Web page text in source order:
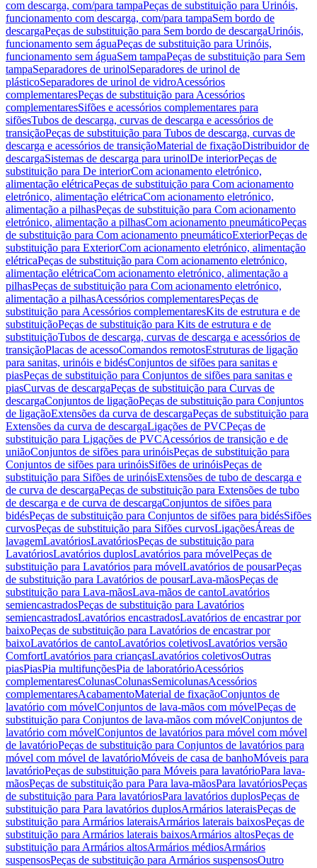
com descarga, com/para tampaPeças de substituição para Urinóis,
funcionamento com descarga, com/para tampaSem bordo de
descargaPeças de substituição para Sem bordo de descargaUrinóis,
funcionamento sem águaPeças de substituição para Urinóis,
funcionamento sem águaSem tampaPeças de substituição para Sem
tampaSeparadores de urinolSeparadores de urinol de
plásticoSeparadores de urinol de vidroAcessórios
complementaresPeças de substituição para Acessórios
complementaresSifões e acessórios complementares para
sifõesTubos de descarga, curvas de descarga e acessórios de
transiçãoPeças de substituição para Tubos de descarga, curvas de
descarga e acessórios de transiçãoMaterial de fixaçãoDistribuidor de
descargaSistemas de descarga para urinolDe interiorPeças de
substituição para De interiorCom acionamento eletrónico,
alimentação elétricaPeças de substituição para Com acionamento
eletrónico, alimentação elétricaCom acionamento eletrónico,
alimentação a pilhasPeças de substituição para Com acionamento
eletrónico, alimentação a pilhasCom acionamento pneumáticoPeças
de substituição para Com acionamento pneumáticoExteriorPeças de
substituição para ExteriorCom acionamento eletrónico, alimentação
elétricaPeças de substituição para Com acionamento eletrónico,
alimentação elétricaCom acionamento eletrónico, alimentação a
pilhasPeças de substituição para Com acionamento eletrónico,
alimentação a pilhasAcessórios complementaresPeças de
substituição para Acessórios complementaresKits de estrutura e de
substituiçãoPeças de substituição para Kits de estrutura e de
substituiçãoTubos de descarga, curvas de descarga e acessórios de
transiçãoPlacas de acessoComandos remotosEstruturas de ligação
para sanitas, urinóis e bidésConjuntos de sifões para sanitas e
piasPeças de substituição para Conjuntos de sifões para sanitas e
piasCurvas de descargaPeças de substituição para Curvas de
descargaConjuntos de ligaçãoPeças de substituição para Conjuntos
de ligaçãoExtensões da curva de descargaPeças de substituição para
Extensões da curva de descargaLigações de PVCPeças de
substituição para Ligações de PVCAcessórios de transição e de
uniãoConjuntos de sifões para urinóisPeças de substituição para
Conjuntos de sifões para urinóisSifões de urinóisPeças de
substituição para Sifões de urinóisExtensões de tubo de descarga e
de curva de descargaPeças de substituição para Extensões de tubo
de descarga e de curva de descargaConjuntos de sifões para
bidésPeças de substituição para Conjuntos de sifões para bidésSifões
curvosPeças de substituição para Sifões curvosLigaçõesÁreas de
lavagemLavatóriosLavatóriosPeças de substituição para
LavatóriosLavatórios duplosLavatórios para móvelPeças de
substituição para Lavatórios para móvelLavatórios de pousarPeças
de substituição para Lavatórios de pousarLava-mãosPeças de
substituição para Lava-mãosLava-mãos de cantoLavatórios
semiencastradosPeças de substituição para Lavatórios
semiencastradosLavatórios encastradosLavatórios de encastrar por
baixoPeças de substituição para Lavatórios de encastrar por
baixoLavatórios de cantoLavatórios coletivosLavatórios versão
ComfortLavatórios para criançasLavatórios coletivosOutras
piasPiasPia multifunçõesPia de laboratórioAcessórios
complementaresColunasColunasSemicolunasAcessórios
complementaresAcabamentoMaterial de fixaçãoConjuntos de
lavatório com móvelConjuntos de lava-mãos com móvelPeças de
substituição para Conjuntos de lava-mãos com móvelConjuntos de
lavatório com móvelConjuntos de lavatórios para móvel com móvel
de lavatórioPeças de substituição para Conjuntos de lavatórios para
móvel com móvel de lavatórioMóveis de casa de banhoMóveis para
lavatórioPeças de substituição para Móveis para lavatórioPara lava-
mãosPeças de substituição para Para lava-mãosPara lavatóriosPeças
de substituição para Para lavatóriosPara lavatórios duplosPeças de
substituição para Para lavatórios duplosArmários lateraisPeças de
substituição para Armários lateraisArmários laterais baixosPeças de
substituição para Armários laterais baixosArmários altosPeças de
substituição para Armários altosArmários médiosArmários
suspensosPeças de substituição para Armários suspensosOutro